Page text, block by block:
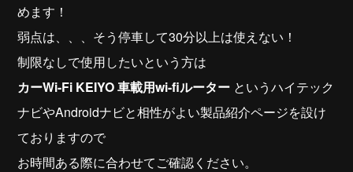
めます！
弱点は、、、そう停車して30分以上は使えない！
制限なしで使用したいという方は
カーWi-Fi KEIYO 車載用wi-fiルーター というハイテック
ナビやAndroidナビと相性がよい製品紹介ページを設け
ておりますので
お時間ある際に合わせてご確認ください。